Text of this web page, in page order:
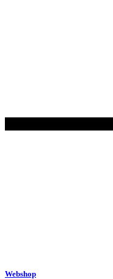
Webshop